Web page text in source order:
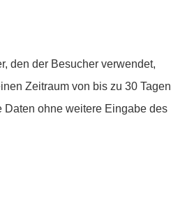
den der Besucher verwendet,
Zeitraum von bis zu 30 Tagen
ohne weitere Eingabe des